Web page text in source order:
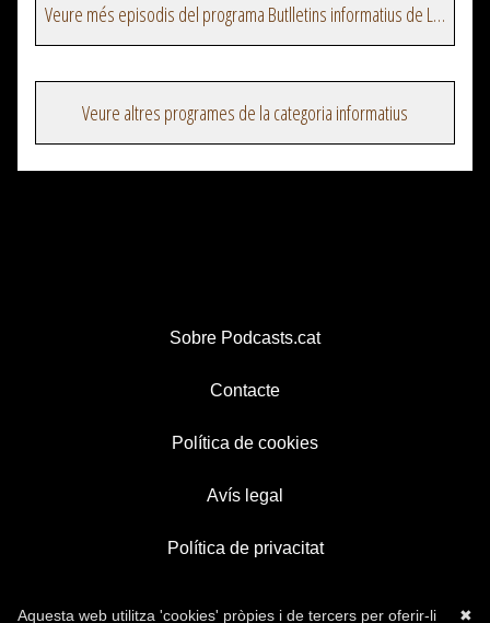
Veure més episodis del programa Butlletins informatius de La Xarxa
Veure altres programes de la categoria informatius
Sobre Podcasts.cat
Contacte
Política de cookies
Avís legal
Política de privacitat
✖
Aquesta web utilitza 'cookies' pròpies i de tercers per oferir-li